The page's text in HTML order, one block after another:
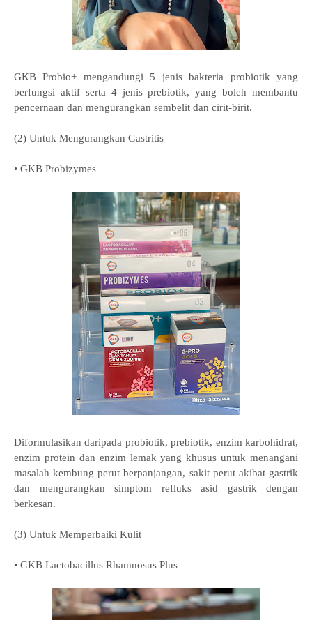
GKB Probio+ mengandungi 5 jenis bakteria probiotik yang
berfungsi aktif serta 4 jenis prebiotik, yang boleh membantu
pencernaan dan mengurangkan sembelit dan cirit-birit.
(2) Untuk Mengurangkan Gastritis
• GKB Probizymes
Diformulasikan daripada probiotik, prebiotik, enzim karbohidrat,
enzim protein dan enzim lemak yang khusus untuk menangani
masalah kembung perut berpanjangan, sakit perut akibat gastrik
dan mengurangkan simptom refluks asid gastrik dengan
berkesan.
(3) Untuk Memperbaiki Kulit
• GKB Lactobacillus Rhamnosus Plus